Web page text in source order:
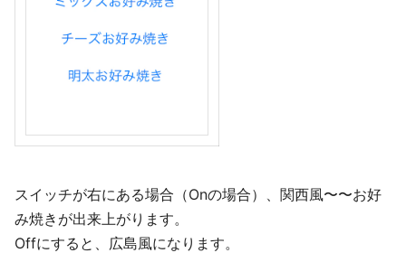
スイッチが右にある場合（Onの場合）、関西風〜〜お好
み焼きが出来上がります。
Offにすると、広島風になります。